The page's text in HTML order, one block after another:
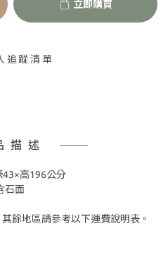
立即購買
追蹤清單
描述
43×高196公分
石面
餘地區請參考以下運費說明表。